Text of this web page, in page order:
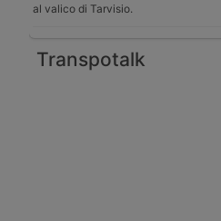
al valico di Tarvisio.
Transpotalk